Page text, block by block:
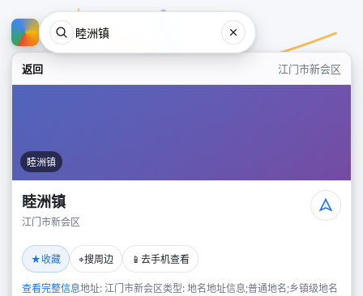
返回 江门市新会区
睦洲镇
睦洲镇
江门市新会区
★收藏 ⌖搜周边 📱 去手机查看
查看完整信息地址: 江门市新会区类型: 地名地址信息;普通地名;乡镇级地名